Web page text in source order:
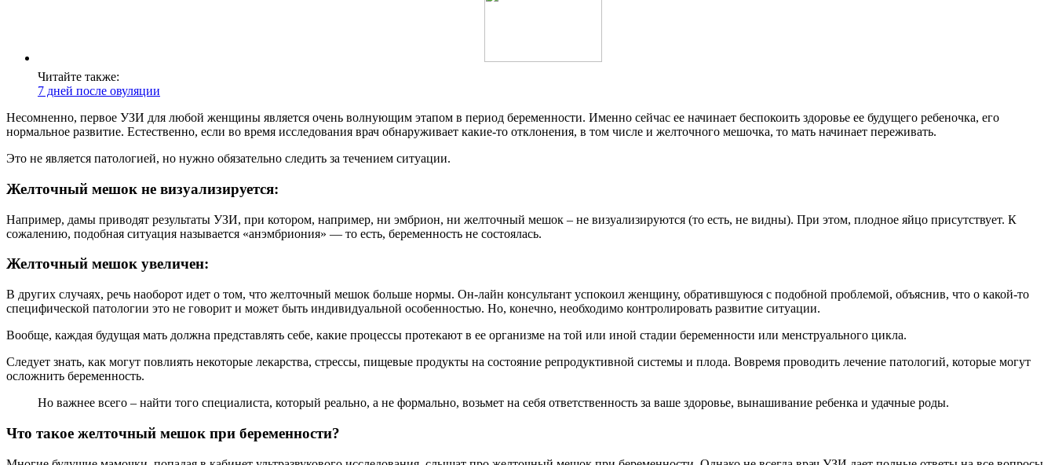
Читайте также:
7 дней после овуляции
Несомненно, первое УЗИ для любой женщины является очень волнующим этапом в период беременности. Именно сейчас ее начинает беспокоить здоровье ее будущего ребеночка, его
нормальное развитие. Естественно, если во время исследования врач обнаруживает какие-то отклонения, в том числе и желточного мешочка, то мать начинает переживать.
Это не является патологией, но нужно обязательно следить за течением ситуации.
Желточный мешок не визуализируется:
Например, дамы приводят результаты УЗИ, при котором, например, ни эмбрион, ни желточный мешок – не визуализируются (то есть, не видны). При этом, плодное яйцо присутствует. К
сожалению, подобная ситуация называется «анэмбриония» — то есть, беременность не состоялась.
Желточный мешок увеличен:
В других случаях, речь наоборот идет о том, что желточный мешок больше нормы. Он-лайн консультант успокоил женщину, обратившуюся с подобной проблемой, объяснив, что о какой-то
специфической патологии это не говорит и может быть индивидуальной особенностью. Но, конечно, необходимо контролировать развитие ситуации.
Вообще, каждая будущая мать должна представлять себе, какие процессы протекают в ее организме на той или иной стадии беременности или менструального цикла.
Следует знать, как могут повлиять некоторые лекарства, стрессы, пищевые продукты на состояние репродуктивной системы и плода. Вовремя проводить лечение патологий, которые могут
осложнить беременность.
Но важнее всего – найти того специалиста, который реально, а не формально, возьмет на себя ответственность за ваше здоровье, вынашивание ребенка и удачные роды.
Что такое желточный мешок при беременности?